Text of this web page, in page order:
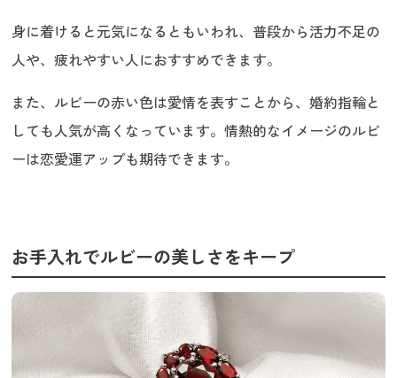
身に着けると元気になるともいわれ、普段から活力不足の
人や、疲れやすい人におすすめできます。
また、ルビーの赤い色は愛情を表すことから、婚約指輪と
しても人気が高くなっています。情熱的なイメージのルビ
ーは恋愛運アップも期待できます。
お手入れでルビーの美しさをキープ